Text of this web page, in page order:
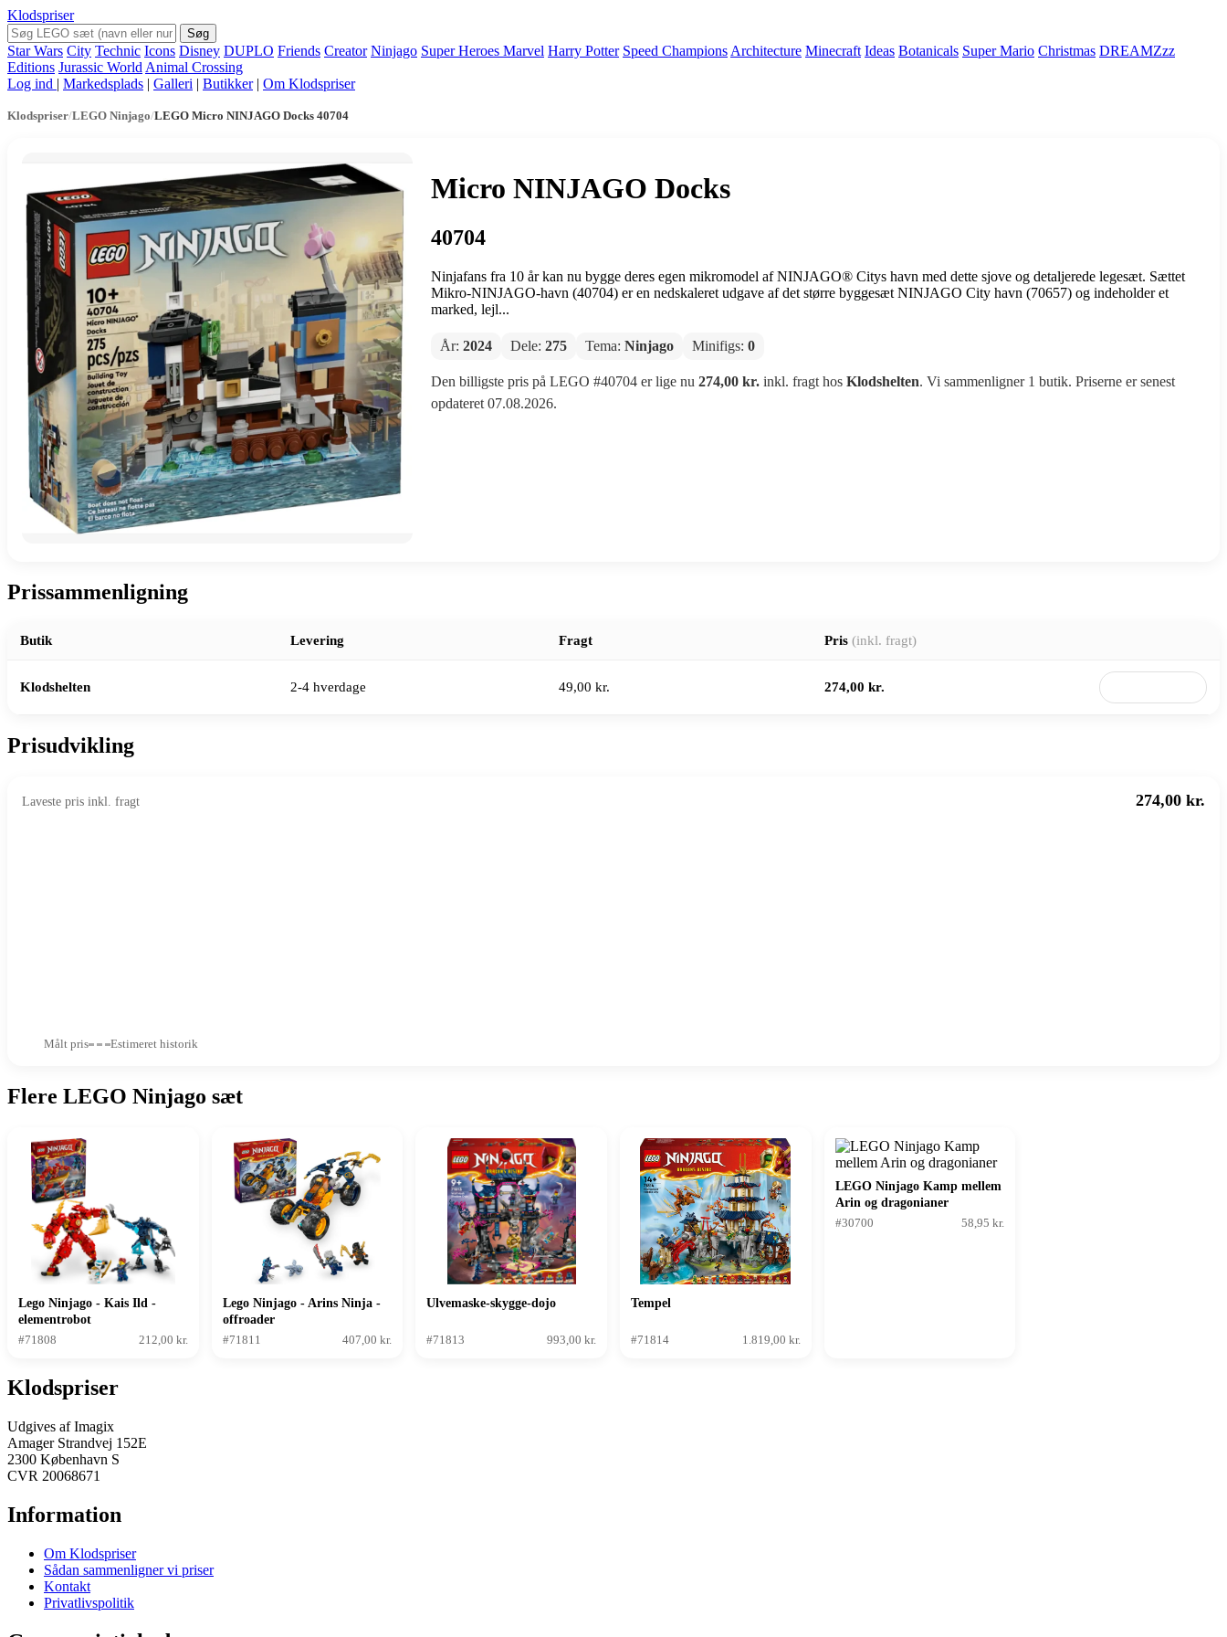
Klodspriser
Søg
Star Wars City Technic Icons Disney DUPLO Friends Creator Ninjago Super Heroes Marvel Harry Potter Speed Champions Architecture Minecraft Ideas Botanicals Super Mario Christmas DREAMZzz
Editions Jurassic World Animal Crossing
Log ind | Markedsplads | Galleri | Butikker | Om Klodspriser
Klodspriser/LEGO Ninjago/LEGO Micro NINJAGO Docks 40704
Micro NINJAGO Docks
40704
Ninjafans fra 10 år kan nu bygge deres egen mikromodel af NINJAGO® Citys havn med dette sjove og detaljerede legesæt. Sættet
Mikro-NINJAGO-havn (40704) er en nedskaleret udgave af det større byggesæt NINJAGO City havn (70657) og indeholder et
marked, lejl...
År: 2024 Dele: 275 Tema: Ninjago Minifigs: 0
Den billigste pris på LEGO #40704 er lige nu 274,00 kr.inkl. fragt hos Klodshelten. Vi sammenligner 1 butik. Priserne er senest
opdateret 07.08.2026.
Prissammenligning
Butik Levering Fragt Pris (inkl. fragt)
Klodshelten 2-4 hverdage 49,00 kr. 274,00 kr.
Prisudvikling
Laveste pris inkl. fragt 274,00 kr.
Målt pris Estimeret historik
Flere LEGO Ninjago sæt
Lego Ninjago - Kais Ild -
elementrobot
#71808
212,00 kr.
Lego Ninjago - Arins Ninja -
offroader
#71811
407,00 kr.
Ulvemaske-skygge-dojo
#71813 993,00 kr.
Tempel
#71814 1.819,00 kr.
LEGO Ninjago Kamp mellem
Arin og dragonianer
#30700
58,95 kr.
Klodspriser
Udgives af Imagix
Amager Strandvej 152E
2300 København S
CVR 20068671
Information
Om Klodspriser
Sådan sammenligner vi priser
Kontakt
Privatlivspolitik